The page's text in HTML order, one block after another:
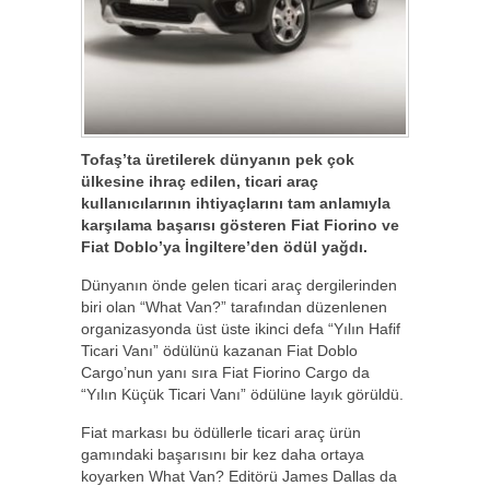
Tofaş’ta üretilerek dünyanın pek çok
ülkesine ihraç edilen, ticari araç
kullanıcılarının ihtiyaçlarını tam anlamıyla
karşılama başarısı gösteren Fiat Fiorino ve
Fiat Doblo’ya İngiltere’den ödül yağdı.
Dünyanın önde gelen ticari araç dergilerinden
biri olan “What Van?” tarafından düzenlenen
organizasyonda üst üste ikinci defa “Yılın Hafif
Ticari Vanı” ödülünü kazanan Fiat Doblo
Cargo’nun yanı sıra Fiat Fiorino Cargo da
“Yılın Küçük Ticari Vanı” ödülüne layık görüldü.
Fiat markası bu ödüllerle ticari araç ürün
gamındaki başarısını bir kez daha ortaya
koyarken What Van? Editörü James Dallas da